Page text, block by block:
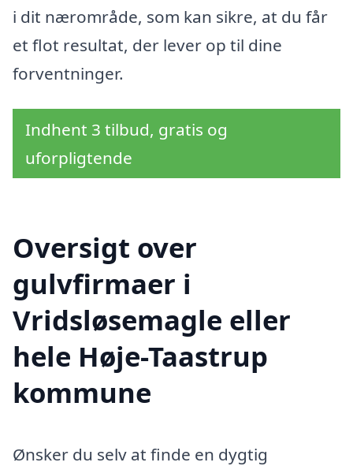
i dit nærområde, som kan sikre, at du får
et flot resultat, der lever op til dine
forventninger.
Indhent 3 tilbud, gratis og
uforpligtende
Oversigt over
gulvfirmaer i
Vridsløsemagle eller
hele Høje-Taastrup
kommune
Ønsker du selv at finde en dygtig